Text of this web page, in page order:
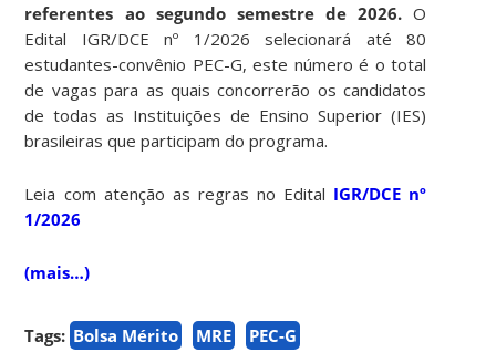
referentes ao segundo semestre de 2026.O
Edital IGR/DCE nº 1/2026 selecionará até 80
estudantes-convênio PEC-G, este número é o total
de vagas para as quais concorrerão os candidatos
de todas as Instituições de Ensino Superior (IES)
brasileiras que participam do programa.
Leia com atenção as regras no Edital IGR/DCE nº
1/2026
(mais…)
Tags: Bolsa Mérito MRE PEC-G